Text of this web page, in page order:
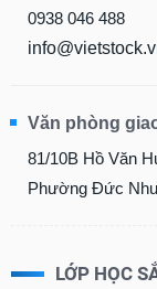
0938 046 488
Văn phòng
81/10B Hồ Văn
Phường Đức
LỚP HỌC